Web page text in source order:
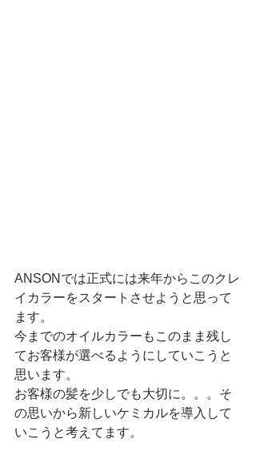
ANSONでは正式には来年からこのクレ
イカラーをスタートさせようと思って
ます。
今までのオイルカラーもこのまま残し
てお客様が選べるようにしていこうと
思います。
お客様の髪を少しでも大切に。。。そ
の思いから新しいケミカルを導入して
いこうと考えてます。